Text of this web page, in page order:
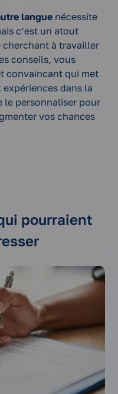
langue nécessite
c’est un atout
à travailler
conseils, vous
convaincant qui met
dans la
le personnaliser pour
vos chances
pourraient